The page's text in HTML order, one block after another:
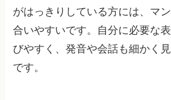
がはっきりしている方には、マ
合いやすいです。自分に必要な
びやすく、発音や会話も細かく
です。